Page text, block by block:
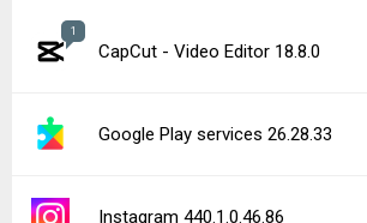
1
CapCut - Video Editor 18.8.0
Google Play services 26.28.33
Instagram 440.1.0.46.86